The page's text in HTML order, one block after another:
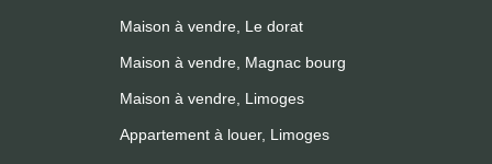
Maison à vendre, Le dorat
Maison à vendre, Magnac bourg
Maison à vendre, Limoges
Appartement à louer, Limoges